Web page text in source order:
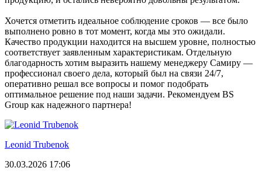
Хочется отметить идеальное соблюдение сроков — все было
выполнено ровно в тот момент, когда мы это ожидали.
Качество продукции находится на высшем уровне, полностью
соответствует заявленным характеристикам. Отдельную
благодарность хотим выразить нашему менеджеру Самиру —
профессионал своего дела, который был на связи 24/7,
оперативно решал все вопросы и помог подобрать
оптимальное решение под наши задачи. Рекомендуем BS
Group как надежного партнера!
Leonid Trubenok
30.03.2026 17:06